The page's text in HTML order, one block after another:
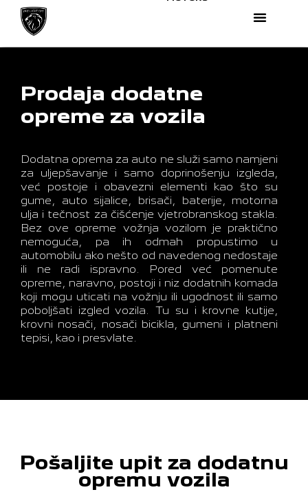
Prodaja dodatne
opreme za vozila
Dodatna oprema za auto ne služi samo namjeni
za uljepšavanje i samo doprinošenju izgleda,
već postoje i obavezni elementi kao što su
gume, auto sijalice, brisači, baterije, motorna
ulja i tečnost za čišćenje vjetrobranskog stakla.
Bez ove opreme vožnja vozilom je praktično
nemoguća, pa ih odmah propustimo u
automobilu ako nešto od navedenog nedostaje
ili ne radi ispravno. Pored već pomenute
opreme, naravno, postoji i niz dodatnih komada
koji mogu uticati na vožnju ili ugodnost ili samo
poboljšati izgled vozila. Tu su i krovne kutije,
krovni nosači, nosači bicikla, gumeni i platneni
tepisi, kao i presvlate.
Pošaljite upit za dodatnu
opremu vozila